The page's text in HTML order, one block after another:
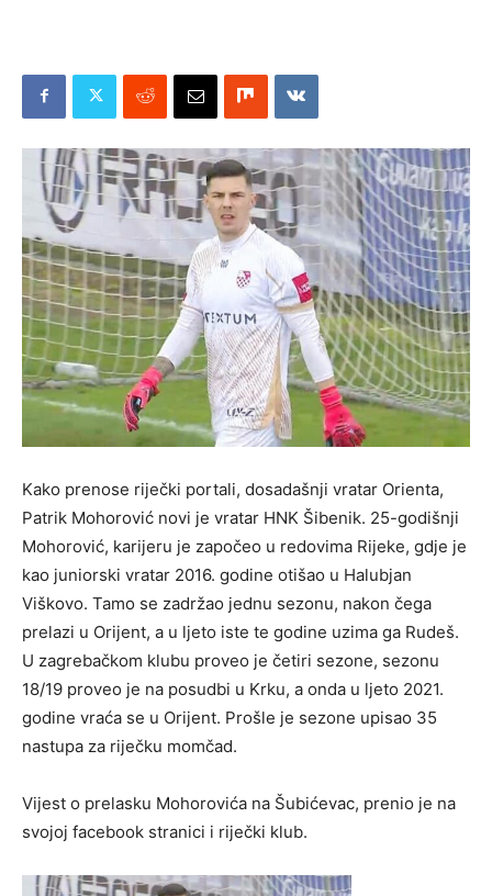
Kako prenose riječki portali, dosadašnji vratar Orienta,
Patrik Mohorović novi je vratar HNK Šibenik. 25-godišnji
Mohorović, karijeru je započeo u redovima Rijeke, gdje je
kao juniorski vratar 2016. godine otišao u Halubjan
Viškovo. Tamo se zadržao jednu sezonu, nakon čega
prelazi u Orijent, a u ljeto iste te godine uzima ga Rudeš.
U zagrebačkom klubu proveo je četiri sezone, sezonu
18/19 proveo je na posudbi u Krku, a onda u ljeto 2021.
godine vraća se u Orijent. Prošle je sezone upisao 35
nastupa za riječku momčad.
Vijest o prelasku Mohorovića na Šubićevac, prenio je na
svojoj facebook stranici i riječki klub.